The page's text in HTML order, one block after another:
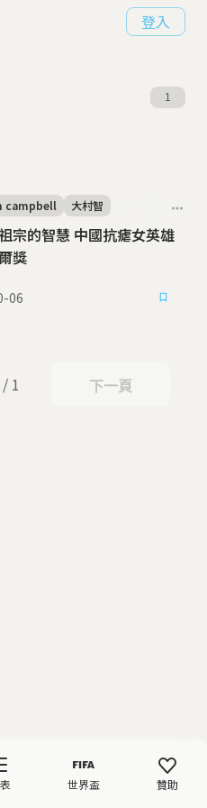
登入
世界盃 贊助
1
慧 中國抗瘧女英雄
獎
campbell 大村智
06
1 下一頁
下一頁